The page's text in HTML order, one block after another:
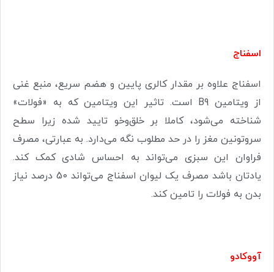
اسفناج
اسفناج علاوه بر مقدار کالری پایین و هضم سریع، منبع غنی
از ویتامین B9 است. تاثیر این ویتامین که به «فولات»
شناخته می‌شود، کاملا بر خلق‌وخو تایید شده زیرا سطح
سروتونین مغز را در حد مطلوب نگه می‌دارد. به عبارتی، مصرف
فراوان این سبزی می‌تواند به احساس شادی کمک کند.
یادتان باشد مصرف یک لیوان اسفناج می‌تواند 50 درصد نیاز
بدن به فولات را تامین کند.
آووکادو